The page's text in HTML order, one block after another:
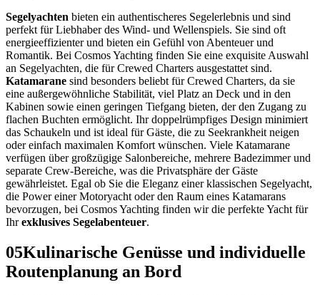
Segelyachten bieten ein authentischeres Segelerlebnis und sind
perfekt für Liebhaber des Wind- und Wellenspiels. Sie sind oft
energieeffizienter und bieten ein Gefühl von Abenteuer und
Romantik. Bei Cosmos Yachting finden Sie eine exquisite Auswahl
an Segelyachten, die für Crewed Charters ausgestattet sind.
Katamarane sind besonders beliebt für Crewed Charters, da sie
eine außergewöhnliche Stabilität, viel Platz an Deck und in den
Kabinen sowie einen geringen Tiefgang bieten, der den Zugang zu
flachen Buchten ermöglicht. Ihr doppelrümpfiges Design minimiert
das Schaukeln und ist ideal für Gäste, die zu Seekrankheit neigen
oder einfach maximalen Komfort wünschen. Viele Katamarane
verfügen über großzügige Salonbereiche, mehrere Badezimmer und
separate Crew-Bereiche, was die Privatsphäre der Gäste
gewährleistet. Egal ob Sie die Eleganz einer klassischen Segelyacht,
die Power einer Motoryacht oder den Raum eines Katamarans
bevorzugen, bei Cosmos Yachting finden wir die perfekte Yacht für
Ihrexklusives Segelabenteuer.
05Kulinarische Genüsse und individuelle
Routenplanung an Bord